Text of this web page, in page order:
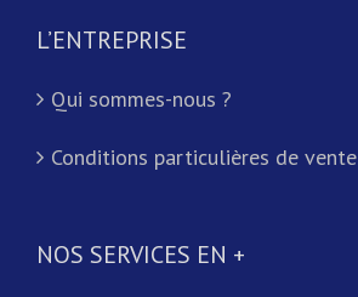
L’ENTREPRISE
Qui sommes-nous ?
Conditions particulières de vente
NOS SERVICES EN +